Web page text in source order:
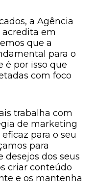
a Agência
acredita em
que a
para o
é por isso que
com foco
trabalha com
de marketing
para o seu
para
desejos dos seus
criar conteúdo
e os mantenha